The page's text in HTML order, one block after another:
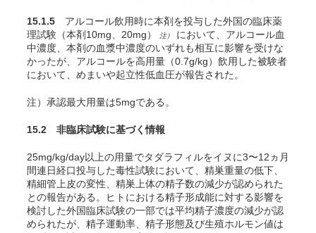
15.1.5 アルコール飲用時に本剤を投与した外国の臨床薬
理試験（本剤10mg、20mg）
注）
において、アルコール血
中濃度、本剤の血漿中濃度のいずれも相互に影響を受けな
かったが、アルコールを高用量（0.7g/kg）飲用した被験者
において、めまいや起立性低血圧が報告された 。
注）承認最大用量は5mgである。
15.2 非臨床試験に基づく情報
25mg/kg/day以上の用量でタダラフィルをイヌに3〜12ヵ月
間連日経口投与した毒性試験において、精巣重量の低下、
精細管上皮の変性、精巣上体の精子数の減少が認められた
との報告がある。ヒトにおける精子形成能に対する影響を
検討した外国臨床試験の一部では平均精子濃度の減少が認
められたが、精子運動率、精子形態及び生殖ホルモン値は